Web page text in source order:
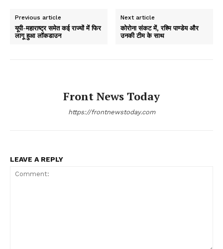
Previous article
यूपी-महाराष्ट्र समेत कई राज्यों में फिर
लागू हुआ लॉकडाउन
Next article
कोरोना संकट में, रश्मि पाण्डेय और
उनकी टीम के साथ
Front News Today
https://frontnewstoday.com
LEAVE A REPLY